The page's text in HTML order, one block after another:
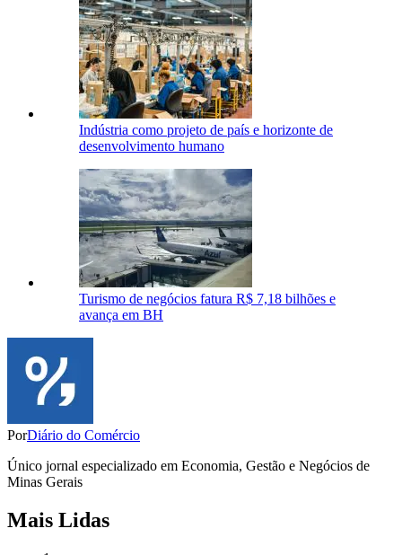
Indústria como projeto de país e horizonte de
desenvolvimento humano
Turismo de negócios fatura R$ 7,18 bilhões e
avança em BH
PorDiário do Comércio
Único jornal especializado em Economia, Gestão e Negócios de
Minas Gerais
Mais Lidas